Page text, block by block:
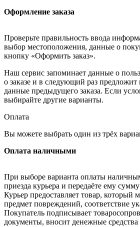
Оформление заказа
Проверьте правильность ввода
выбор местоположения, данные о
кнопку «Оформить заказ».
Наш сервис запоминает данные о
о заказе и в следующий раз предложит
данные предыдущего заказа. Если
выбирайте другие варианты.
Оплата
Вы можете выбрать один из трёх
Оплата наличными
При выборе варианта оплаты
приезда курьера и передаёте ему
Курьер предоставляет товар, который
предмет повреждений, соответствие
Покупатель подписывает
документы, вносит денежные средства